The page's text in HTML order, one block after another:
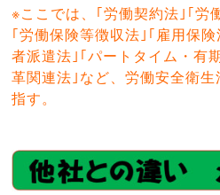
※ここでは、｢労働契約法｣｢労
｢労働保険等徴収法｣｢雇用保
者派遣法｣｢パートタイム・有
革関連法｣など、労働安全衛
指す。